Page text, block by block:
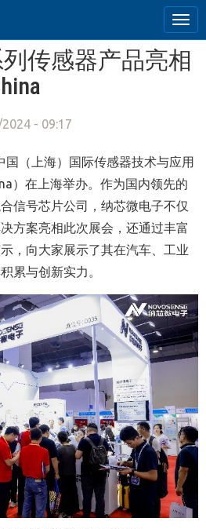
传感器产品亮相
- 09:17
国（上海）国际传感器技术与应用
）在上海举办。作为国内领先的
信号芯片公司，纳芯微电子不仅
方案亮相此次展会，还通过丰富
，向大家展示了其在汽车、工业
累与创新实力。